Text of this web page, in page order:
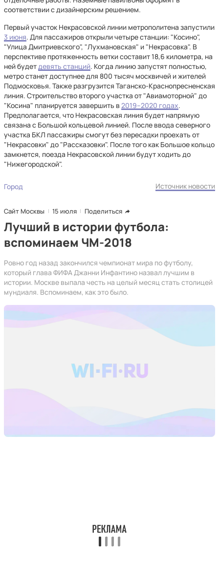
соответствии с дизайнерским решением.
Первый участок Некрасовской линии метрополитена запустили
3 июня. Для пассажиров открыли четыре станции: "Косино",
"Улица Дмитриевского", "Лухмановская" и "Некрасовка". В
перспективе протяженность ветки составит 18,6 километра, на
ней будетдевять станций. Когда линию запустят полностью,
метро станет доступнее для 800 тысяч москвичей и жителей
Подмосковья. Также разгрузится Таганско-Краснопресненская
линия. Строительство второго участка от "Авиамоторной" до
"Косина" планируется завершить в 2019–2020 годах.
Предполагается, что Некрасовская линия будет напрямую
связана с Большой кольцевой линией. После ввода северного
участка БКЛ пассажиры смогут без пересадки проехать от
"Некрасовки" до "Рассказовки". После того как Большое кольцо
замкнется, поезда Некрасовской линии будут ходить до
"Нижегородской".
Город Источник новости
Сайт Москвы 15 июля Поделиться
Лучший в истории футбола:
вспоминаем ЧМ-2018
Ровно год назад закончился чемпионат мира по футболу,
который глава ФИФА Джанни Инфантино назвал лучшим в
истории. Москве выпала честь на целый месяц стать столицей
мундиаля. Вспоминаем, как это было.